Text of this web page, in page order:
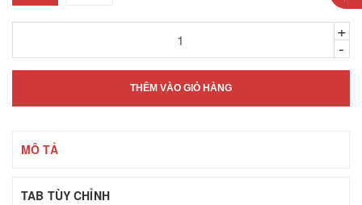
+
-
THÊM VÀO GIỎ HÀNG
MÔ TẢ
TAB TÙY CHỈNH